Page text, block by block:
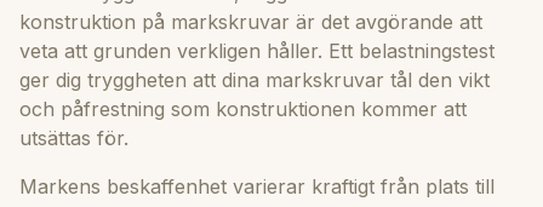
konstruktion på markskruvar är det avgörande att
veta att grunden verkligen håller. Ett belastningstest
ger dig tryggheten att dina markskruvar tål den vikt
och påfrestning som konstruktionen kommer att
utsättas för.
Markens beskaffenhet varierar kraftigt från plats till